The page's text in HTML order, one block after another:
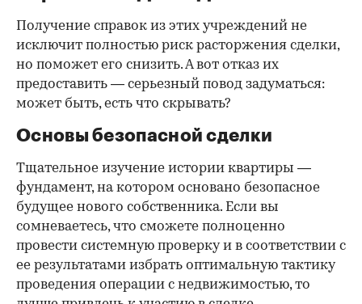
Получение справок из этих учреждений не
исключит полностью риск расторжения сделки,
но поможет его снизить. А вот отказ их
предоставить — серьезный повод задуматься:
может быть, есть что скрывать?
Основы безопасной сделки
Тщательное изучение истории квартиры —
фундамент, на котором основано безопасное
будущее нового собственника. Если вы
сомневаетесь, что сможете полноценно
провести системную проверку и в соответствии с
ее результатами избрать оптимальную тактику
проведения операции с недвижимостью, то